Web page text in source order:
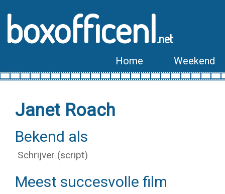
boxofficenl.net
Home Weekend
Janet Roach
Bekend als
Schrijver (script)
Meest succesvolle film